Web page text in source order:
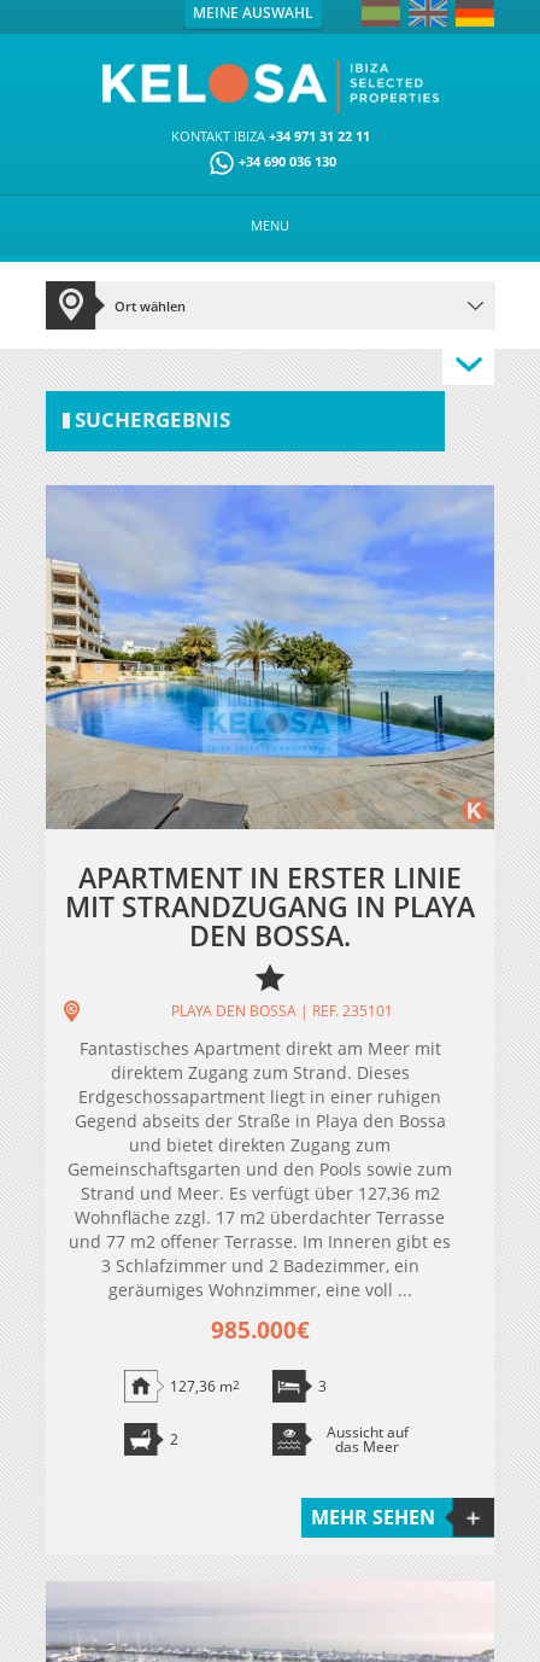
MEINE AUSWAHL
KONTAKT IBIZA +34 971 31 22 11
+34 690 036 130
MENU
SUCHERGEBNIS
APARTMENT IN ERSTER LINIE
MIT STRANDZUGANG IN PLAYA
DEN BOSSA.
PLAYA DEN BOSSA | REF. 235101
Fantastisches Apartment direkt am Meer mit
direktem Zugang zum Strand. Dieses
Erdgeschossapartment liegt in einer ruhigen
Gegend abseits der Straße in Playa den Bossa
und bietet direkten Zugang zum
Gemeinschaftsgarten und den Pools sowie zum
Strand und Meer. Es verfügt über 127,36 m2
Wohnfläche zzgl. 17 m2 überdachter Terrasse
und 77 m2 offener Terrasse. Im Inneren gibt es
3 Schlafzimmer und 2 Badezimmer, ein
geräumiges Wohnzimmer, eine voll ...
985.000€
127,36 m2 3
2 Aussicht auf
das Meer
MEHR SEHEN